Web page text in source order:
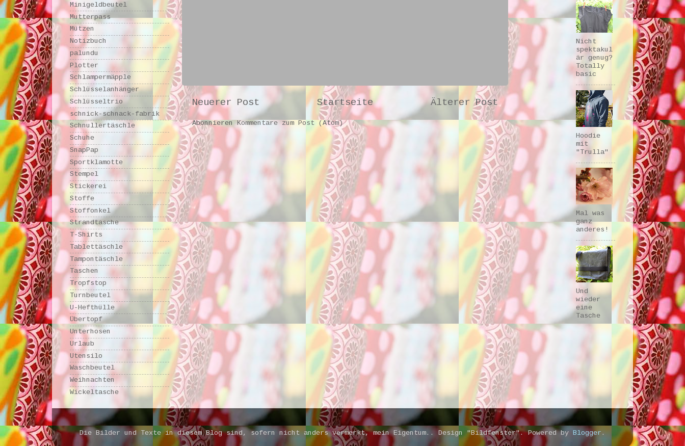
Neuerer Post Älterer Post
Startseite
AbonnierenKommentare zum Post (Atom)
Minigeldbeutel
Mutterpass
Mützen
Notizbuch
palundu
Plotter
Schlampermäpple
Schlüsselanhänger
Schlüsseltrio
schnick-schnack-fabrik
Schnullertäschle
Schuhe
SnapPap
Sportklamotte
Stempel
Stickerei
Stoffe
Stoffonkel
Strandtasche
T-Shirts
Tablettäschle
Tampontäschle
Taschen
Tropfstop
Turnbeutel
U-Hefthülle
Übertopf
Unterhosen
Urlaub
Utensilo
Waschbeutel
Weihnachten
Wickeltasche
Nicht
spektakul
är genug?
Totally
basic
Hoodie
mit
"Trulla"
Mal was
ganz
anderes!
Und
wieder
eine
Tasche
Die Bilder und Texte in diesem Blog sind, sofern nicht anders vermerkt, mein Eigentum.. Design "Bildfenster". Powered by Blogger.